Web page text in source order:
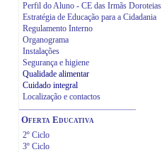
Perfil do Aluno - CE das Irmãs Doroteias
Estratégia de Educação para a Cidadania
Regulamento Interno
Organograma
Instalações
Segurança e higiene
Qualidade alimentar
Cuidado integral
Localização e contactos
Oferta Educativa
2º Ciclo
3º Ciclo